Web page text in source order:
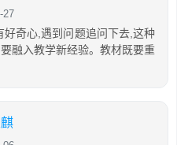
27
奇心,遇到问题追问下去,这种
融入教学新经验。教材既要重